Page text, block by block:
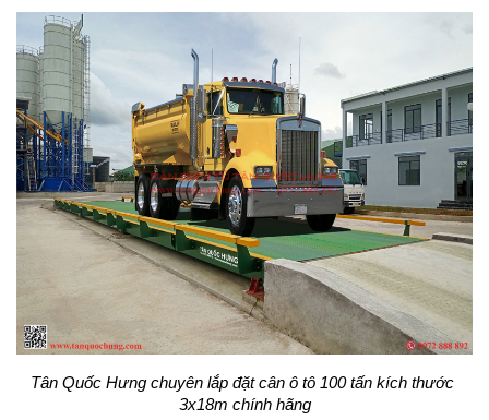
Tân Quốc Hưng chuyên lắp đặt cân ô tô 100 tấn kích thước
3x18m chính hãng